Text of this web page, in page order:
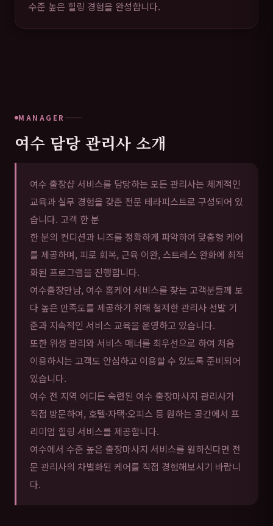
수준 높은 힐링 경험을 완성합니다.
MANAGER
여수 담당 관리사 소개
여수 출장샵 서비스를 담당하는 모든 관리사는 체계적인
교육과 실무 경험을 갖춘 전문 테라피스트로 구성되어 있
습니다. 고객 한 분
한 분의 컨디션과 니즈를 정확하게 파악하여 맞춤형 케어
를 제공하며, 피로 회복, 근육 이완, 스트레스 완화에 최적
화된 프로그램을 진행합니다.
여수출장만남, 여수 홈케어 서비스를 찾는 고객분들께 보
다 높은 만족도를 제공하기 위해 철저한 관리사 선발 기
준과 지속적인 서비스 교육을 운영하고 있습니다.
또한 위생 관리와 서비스 매너를 최우선으로 하여 처음
이용하시는 고객도 안심하고 이용할 수 있도록 준비되어
있습니다.
여수 전 지역 어디든 숙련된 여수 출장마사지 관리사가
직접 방문하여, 호텔·자택·오피스 등 원하는 공간에서 프
리미엄 힐링 서비스를 제공합니다.
여수에서 수준 높은 출장마사지 서비스를 원하신다면 전
문 관리사의 차별화된 케어를 직접 경험해보시기 바랍니
다.